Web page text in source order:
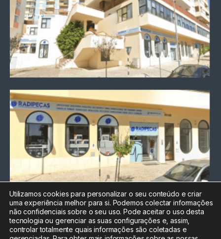
Chamada para a rede fixa
nacional
Electrónica:212
Utilizamos cookies para personalizar o seu conteúdo e criar
uma experiência melhor para si. Podemos colectar informações
não confidenciais sobre o seu uso. Pode aceitar o uso desta
tecnologia ou gerenciar as suas configurações e, assim,
controlar totalmente quais informações são coletadas e